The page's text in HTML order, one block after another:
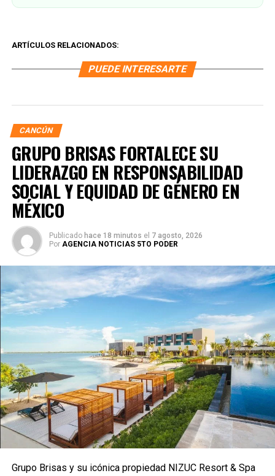
ARTÍCULOS RELACIONADOS:
PUEDE INTERESARTE
CANCÚN
GRUPO BRISAS FORTALECE SU
LIDERAZGO EN RESPONSABILIDAD
SOCIAL Y EQUIDAD DE GÉNERO EN
MÉXICO
Publicado hace 18 minutos el 7 agosto, 2026
Por AGENCIA NOTICIAS 5TO PODER
Grupo Brisas y su icónica propiedad NIZUC Resort & Spa